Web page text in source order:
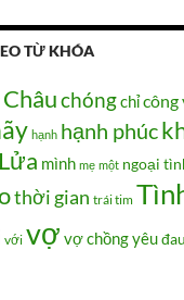
TỪ KHÓA
Châuchóngchỉcông
hạnh hạnh phúc
Lửa mình mẹ một ngoại
thời gian trái tim
với vợ vợ chồngyêu